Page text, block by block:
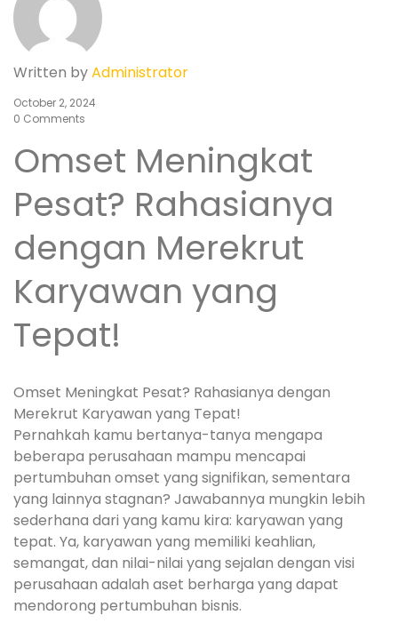
Written byAdministrator
October 2, 2024
0 Comments
Omset Meningkat
Pesat? Rahasianya
dengan Merekrut
Karyawan yang
Tepat!
Omset Meningkat Pesat? Rahasianya dengan
Merekrut Karyawan yang Tepat!
Pernahkah kamu bertanya-tanya mengapa
beberapa perusahaan mampu mencapai
pertumbuhan omset yang signifikan, sementara
yang lainnya stagnan? Jawabannya mungkin lebih
sederhana dari yang kamu kira: karyawan yang
tepat. Ya, karyawan yang memiliki keahlian,
semangat, dan nilai-nilai yang sejalan dengan visi
perusahaan adalah aset berharga yang dapat
mendorong pertumbuhan bisnis.